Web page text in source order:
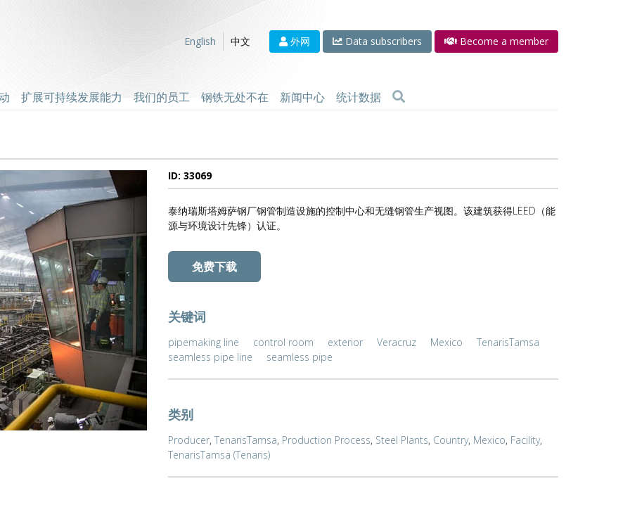
English 中文 外网 Data subscribers Become a member
扩展可持续发展能力 我们的员工 钢铁无处不在 新闻中心 统计数据
ID: 33069
泰纳瑞斯塔姆萨钢厂钢管制造设施的控制中心和无缝钢管生产视图。该建筑获得LEED（能
源与环境设计先锋）认证。
免费下载
关键词
pipemaking line control room exterior Veracruz Mexico
TenarisTamsa
seamless pipe line
seamless pipe
类别
Producer, TenarisTamsa, Production Process, Steel Plants, Country, Mexico, Facility,
TenarisTamsa (Tenaris)